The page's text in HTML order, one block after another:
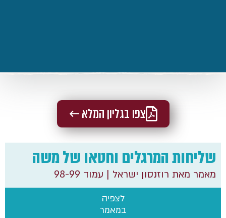
צפו בגליון המלא ←
לצפיה
במאמר
שליחות המרגלים וחטאו של משה
מאמר מאת רוזנסון ישראל | עמוד 98-99